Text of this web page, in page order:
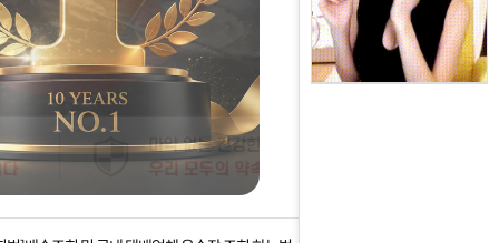
상황을 대비해 꼭 입금후 고객센터 연락바랍니다.
연휴 배송 및 휴무 안내